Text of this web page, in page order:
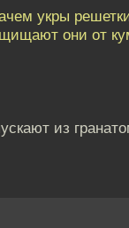
укры
они от
из